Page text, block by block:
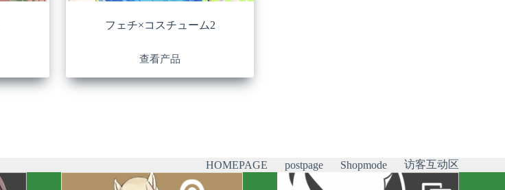
フェチ×コスチューム2
查看产品
HOMEPAGE postpage Shopmode 访客互动区